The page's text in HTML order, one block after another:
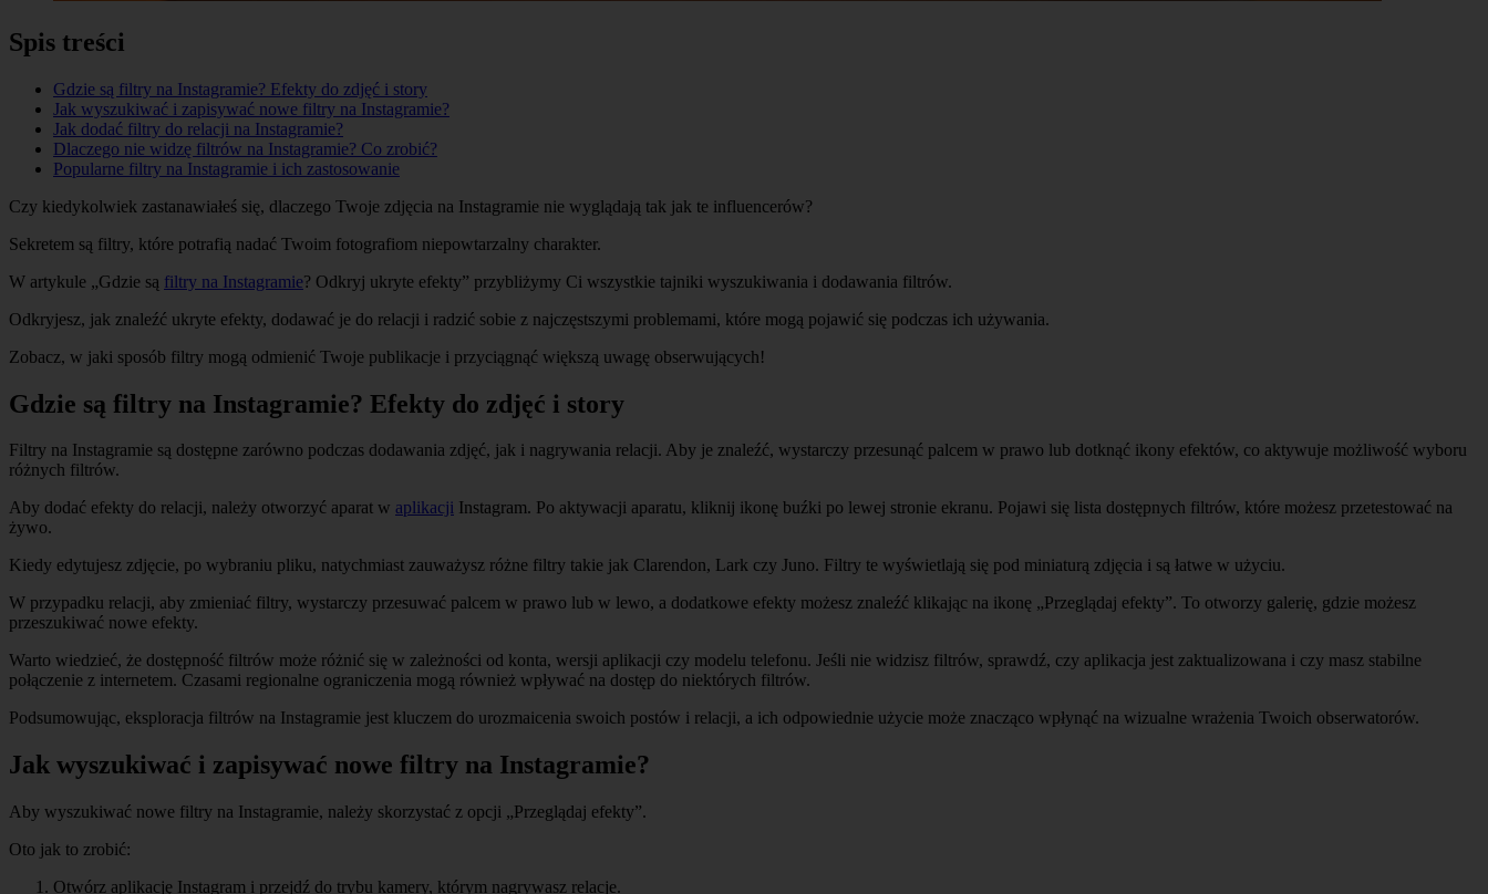
Spis treści
Gdzie są filtry na Instagramie? Efekty do zdjęć i story
Jak wyszukiwać i zapisywać nowe filtry na Instagramie?
Jak dodać filtry do relacji na Instagramie?
Dlaczego nie widzę filtrów na Instagramie? Co zrobić?
Popularne filtry na Instagramie i ich zastosowanie
Czy kiedykolwiek zastanawiałeś się, dlaczego Twoje zdjęcia na Instagramie nie wyglądają tak jak te influencerów?
Sekretem są filtry, które potrafią nadać Twoim fotografiom niepowtarzalny charakter.
W artykule „Gdzie są filtry na Instagramie? Odkryj ukryte efekty” przybliżymy Ci wszystkie tajniki wyszukiwania i dodawania filtrów.
Odkryjesz, jak znaleźć ukryte efekty, dodawać je do relacji i radzić sobie z najczęstszymi problemami, które mogą pojawić się podczas ich używania.
Zobacz, w jaki sposób filtry mogą odmienić Twoje publikacje i przyciągnąć większą uwagę obserwujących!
Gdzie są filtry na Instagramie? Efekty do zdjęć i story
Filtry na Instagramie są dostępne zarówno podczas dodawania zdjęć, jak i nagrywania relacji. Aby je znaleźć, wystarczy przesunąć palcem w prawo lub dotknąć ikony efektów, co aktywuje możliwość wyboru
różnych filtrów.
Aby dodać efekty do relacji, należy otworzyć aparat w aplikacji Instagram. Po aktywacji aparatu, kliknij ikonę buźki po lewej stronie ekranu. Pojawi się lista dostępnych filtrów, które możesz przetestować na
żywo.
Kiedy edytujesz zdjęcie, po wybraniu pliku, natychmiast zauważysz różne filtry takie jak Clarendon, Lark czy Juno. Filtry te wyświetlają się pod miniaturą zdjęcia i są łatwe w użyciu.
W przypadku relacji, aby zmieniać filtry, wystarczy przesuwać palcem w prawo lub w lewo, a dodatkowe efekty możesz znaleźć klikając na ikonę „Przeglądaj efekty”. To otworzy galerię, gdzie możesz
przeszukiwać nowe efekty.
Warto wiedzieć, że dostępność filtrów może różnić się w zależności od konta, wersji aplikacji czy modelu telefonu. Jeśli nie widzisz filtrów, sprawdź, czy aplikacja jest zaktualizowana i czy masz stabilne
połączenie z internetem. Czasami regionalne ograniczenia mogą również wpływać na dostęp do niektórych filtrów.
Podsumowując, eksploracja filtrów na Instagramie jest kluczem do urozmaicenia swoich postów i relacji, a ich odpowiednie użycie może znacząco wpłynąć na wizualne wrażenia Twoich obserwatorów.
Jak wyszukiwać i zapisywać nowe filtry na Instagramie?
Aby wyszukiwać nowe filtry na Instagramie, należy skorzystać z opcji „Przeglądaj efekty”.
Oto jak to zrobić:
Otwórz aplikację Instagram i przejdź do trybu kamery, którym nagrywasz relacje.